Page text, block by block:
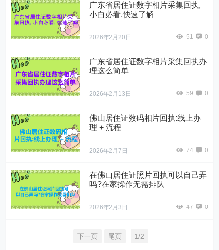
广东省居住证数字相片采集回执,
小白必看,快速了解
2026年2月20日 51 0
广东省居住证数字相片采集回执办
理这么简单
2026年2月13日 59 0
佛山居住证数码相片回执:线上办
理 + 流程
2026年2月7日 74 0
在佛山居住证照片回执可以自己弄
吗?在家操作无需排队
2026年2月3日 47 0
下一页 尾页 1/2